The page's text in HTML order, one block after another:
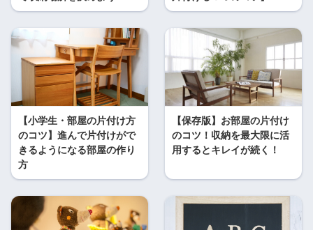
【小学生・部屋の片付け方
のコツ】進んで片付けがで
きるようになる部屋の作り
方
【保存版】お部屋の片付け
のコツ！収納を最大限に活
用するとキレイが続く！